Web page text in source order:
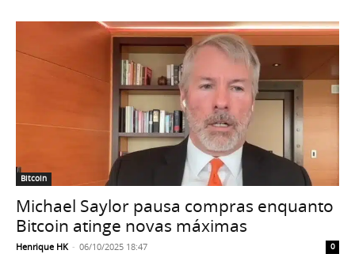
Bitcoin
Michael Saylor pausa compras enquanto
Bitcoin atinge novas máximas
Henrique HK - 06/10/2025 18:47 0